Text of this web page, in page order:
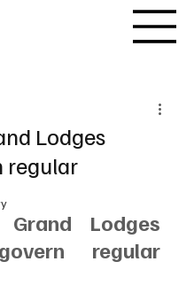
Lodges
regular
Lodges
regular